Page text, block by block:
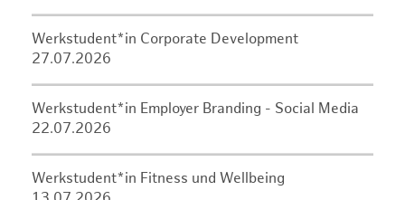
Werkstudent*in Corporate Development
27.07.2026
Werkstudent*in Employer Branding - Social Media
22.07.2026
Werkstudent*in Fitness und Wellbeing